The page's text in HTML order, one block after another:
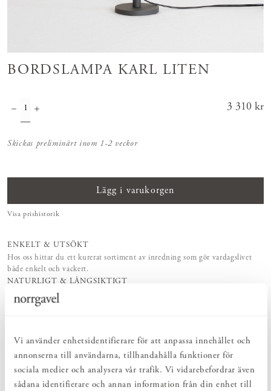
Vi använder enhetsidentifierare för att anpassa innehållet och
annonserna till användarna, tillhandahålla funktioner för
sociala medier och analysera vår trafik. Vi vidarebefordrar även
sådana identifierare och annan information från din enhet till
BORDSLAMPA KARL LITEN
Pris:
3 310 kr
Skickas preliminärt inom 1-2 veckor
Lägg i varukorgen
Visa prishistorik
ENKELT & UTSÖKT
Hos oss hittar du ett kurerat sortiment av inredning som gör vardagslivet
både enkelt och vackert.
NATURLIGT & LÅNGSIKTIGT
Bruksföremål och inredningsdetaljer som genomgående är tillverkade av
hållbara naturmaterial.
helhetsupplevelse.
PRODUKTBESKRIVNING